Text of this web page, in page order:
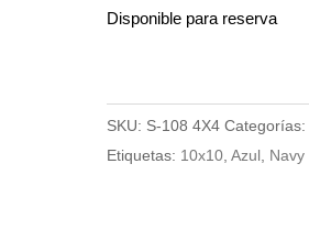
Disponible para reserva
SKU: S-108 4X4 Categorías:
Etiquetas: 10x10, Azul, Navy